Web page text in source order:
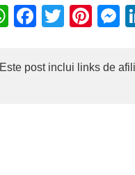
W
at
F
c
T
itt
Pi
er
Este post inclui links de